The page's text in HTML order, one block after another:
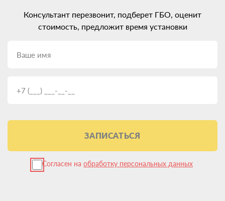
Консультант перезвонит, подберет ГБО, оценит
стоимость, предложит время установки
ЗАПИСАТЬСЯ
Согласен на обработку персональных данных